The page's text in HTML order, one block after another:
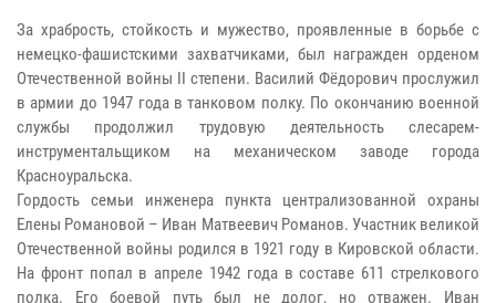
За храбрость, стойкость и мужество, проявленные в борьбе с
немецко-фашистскими захватчиками, был награжден орденом
Отечественной войны II степени. Василий Фёдорович прослужил
в армии до 1947 года в танковом полку. По окончанию военной
службы продолжил трудовую деятельность слесарем-
инструментальщиком на механическом заводе города
Красноуральска.
Гордость семьи инженера пункта централизованной охраны
Елены Романовой – Иван Матвеевич Романов. Участник великой
Отечественной войны родился в 1921 году в Кировской области.
На фронт попал в апреле 1942 года в составе 611 стрелкового
полка. Его боевой путь был не долог, но отважен. Иван